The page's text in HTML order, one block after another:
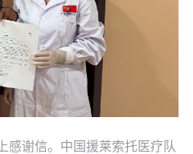
感谢信。中国援莱索托医疗队